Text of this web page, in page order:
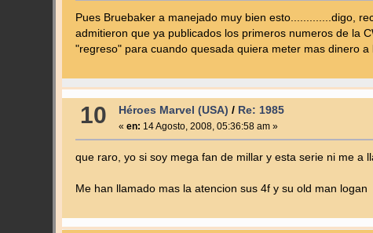
Pues Bruebaker a manejado muy bien esto.............digo,
admitieron que ya publicados los primeros numeros de la
"regreso" para cuando quesada quiera meter mas dinero a
10 Héroes Marvel (USA) / Re: 1985
« en: 14 Agosto, 2008, 05:36:58 am »
que raro, yo si soy mega fan de millar y esta serie ni me a
Me han llamado mas la atencion sus 4f y su old man logan